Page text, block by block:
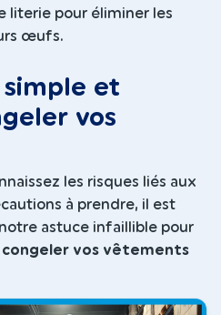
literie pour éliminer les
œufs.
et
vos
les risques liés aux
à prendre, il est
astuce infaillible pour
congeler vos vêtements